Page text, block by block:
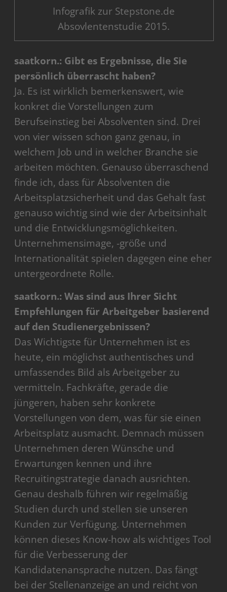
Infografik zur Stepstone.de
Absovlentenstudie 2015.
saatkorn.: Gibt es Ergebnisse, die Sie
persönlich überrascht haben?
Ja. Es ist wirklich bemerkenswert, wie
konkret die Vorstellungen zum
Berufseinstieg bei Absolventen sind. Drei
von vier wissen schon ganz genau, in
welchem Job und in welcher Branche sie
arbeiten möchten. Genauso überraschend
finde ich, dass für Absolventen die
Arbeitsplatzsicherheit und das Gehalt fast
genauso wichtig sind wie der Arbeitsinhalt
und die Entwicklungsmöglichkeiten.
Unternehmensimage, -größe und
Internationalität spielen dagegen eine eher
untergeordnete Rolle.
saatkorn.: Was sind aus Ihrer Sicht
Empfehlungen für Arbeitgeber basierend
auf den Studienergebnissen?
Das Wichtigste für Unternehmen ist es
heute, ein möglichst authentisches und
umfassendes Bild als Arbeitgeber zu
vermitteln. Fachkräfte, gerade die
jüngeren, haben sehr konkrete
Vorstellungen von dem, was für sie einen
Arbeitsplatz ausmacht. Demnach müssen
Unternehmen deren Wünsche und
Erwartungen kennen und ihre
Recruitingstrategie danach ausrichten.
Genau deshalb führen wir regelmäßig
Studien durch und stellen sie unseren
Kunden zur Verfügung. Unternehmen
können dieses Know-how als wichtiges Tool
für die Verbesserung der
Kandidatenansprache nutzen. Das fängt
bei der Stellenanzeige an und reicht von